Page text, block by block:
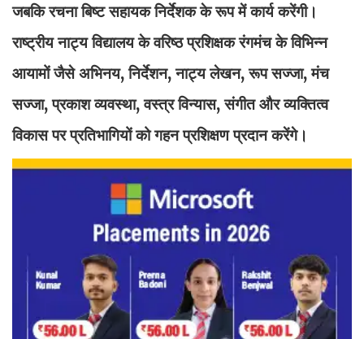
जबकि रचना बिष्ट सहायक निर्देशक के रूप में कार्य करेंगी।
राष्ट्रीय नाट्य विद्यालय के वरिष्ठ प्रशिक्षक रंगमंच के विभिन्न
आयामों जैसे अभिनय, निर्देशन, नाट्य लेखन, रूप सज्जा, मंच
सज्जा, प्रकाश व्यवस्था, वस्त्र विन्यास, संगीत और व्यक्तित्व
विकास पर प्रतिभागियों को गहन प्रशिक्षण प्रदान करेंगे।